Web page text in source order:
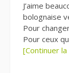
J’aime
bolognaise
Pour
Pour ceux
[Continuer